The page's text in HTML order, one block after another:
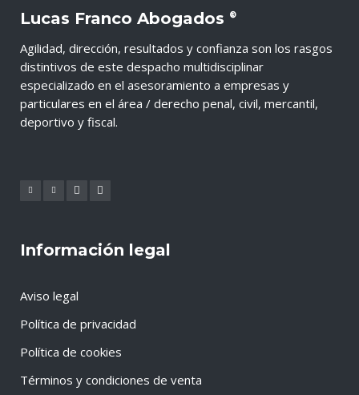
Lucas Franco Abogados ®
Agilidad, dirección, resultados y confianza son los rasgos
distintivos de este despacho multidisciplinar
especializado en el asesoramiento a empresas y
particulares en el área / derecho penal, civil, mercantil,
deportivo y fiscal.
Información legal
Aviso legal
Política de privacidad
Política de cookies
Términos y condiciones de venta